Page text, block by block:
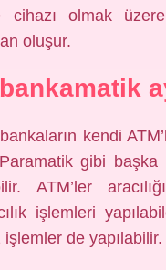
cihazı olmak
oluşur.
kendi
gibi başka
ATM’ler
işlemleri
işlemler de yapılabilir.